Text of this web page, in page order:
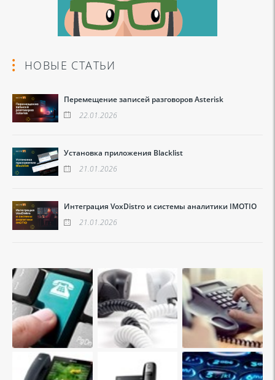
НОВЫЕ СТАТЬИ
Перемещение записей разговоров Asterisk
22.01.2026
Установка приложения Blacklist
21.01.2026
Интеграция VoxDistro и системы аналитики IMOTIO
21.01.2026